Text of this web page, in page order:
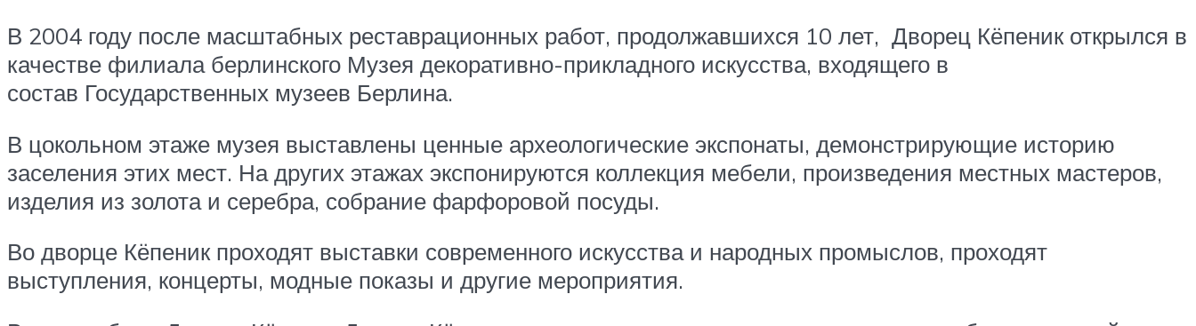
В 2004 году после масштабных реставрационных работ, продолжавшихся 10 лет, Дворец Кёпеник открылся в
качестве филиала берлинского Музея декоративно-прикладного искусства, входящего в
состав Государственных музеев Берлина.
В цокольном этаже музея выставлены ценные археологические экспонаты, демонстрирующие историю
заселения этих мест. На других этажах экспонируются коллекция мебели, произведения местных мастеров,
изделия из золота и серебра, собрание фарфоровой посуды.
Во дворце Кёпеник проходят выставки современного искусства и народных промыслов, проходят
выступления, концерты, модные показы и другие мероприятия.